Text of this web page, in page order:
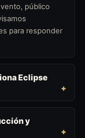
público
para responder
Eclipse
y